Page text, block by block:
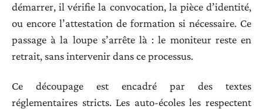
démarrer, il vérifie la convocation, la pièce d’identité,
ou encore l’attestation de formation si nécessaire. Ce
passage à la loupe s’arrête là : le moniteur reste en
retrait, sans intervenir dans ce processus.
Ce découpage est encadré par des textes
réglementaires stricts. Les auto-écoles les respectent